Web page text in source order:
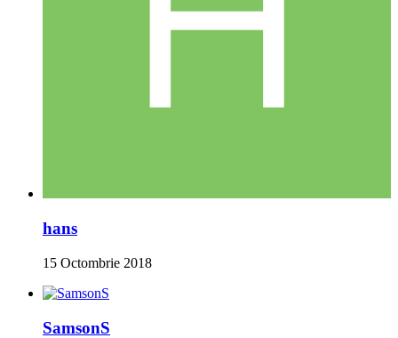
hans
15 Octombrie 2018
SamsonS